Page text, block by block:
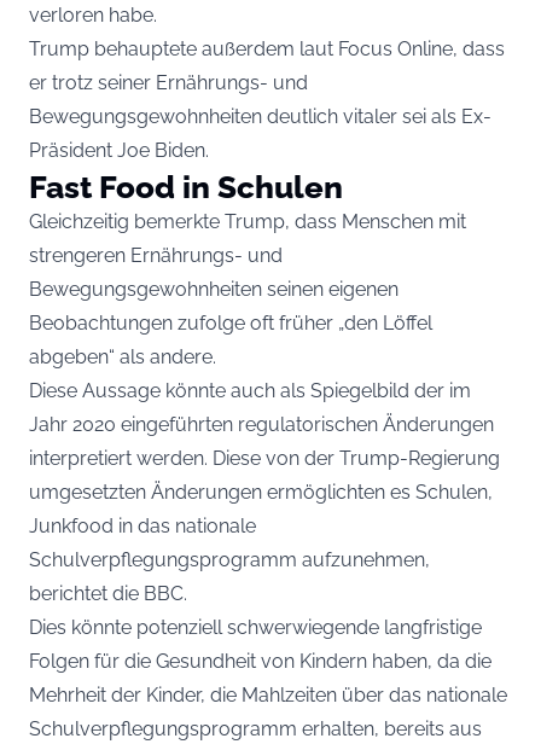
verloren habe.
Trump behauptete außerdem laut Focus Online, dass
er trotz seiner Ernährungs- und
Bewegungsgewohnheiten deutlich vitaler sei als Ex-
Präsident Joe Biden.
Fast Food in Schulen
Gleichzeitig bemerkte Trump, dass Menschen mit
strengeren Ernährungs- und
Bewegungsgewohnheiten seinen eigenen
Beobachtungen zufolge oft früher „den Löffel
abgeben“ als andere.
Diese Aussage könnte auch als Spiegelbild der im
Jahr 2020 eingeführten regulatorischen Änderungen
interpretiert werden. Diese von der Trump-Regierung
umgesetzten Änderungen ermöglichten es Schulen,
Junkfood in das nationale
Schulverpflegungsprogramm aufzunehmen,
berichtet die BBC.
Dies könnte potenziell schwerwiegende langfristige
Folgen für die Gesundheit von Kindern haben, da die
Mehrheit der Kinder, die Mahlzeiten über das nationale
Schulverpflegungsprogramm erhalten, bereits aus